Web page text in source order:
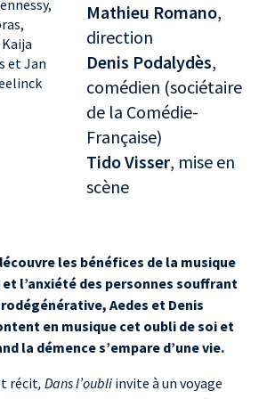
et Jan
Mathieu Romano,
direction
Denis Podalydès,
comédien (sociétaire
de la Comédie-
Française)
Tido Visser, mise en
scène
les bénéfices de la musique
l’anxiété des personnes souffrant
Aedes et Denis
en musique cet oubli de soi et
la démence s’empare d’une vie.
récit, Dans l’oubli invite à un voyage